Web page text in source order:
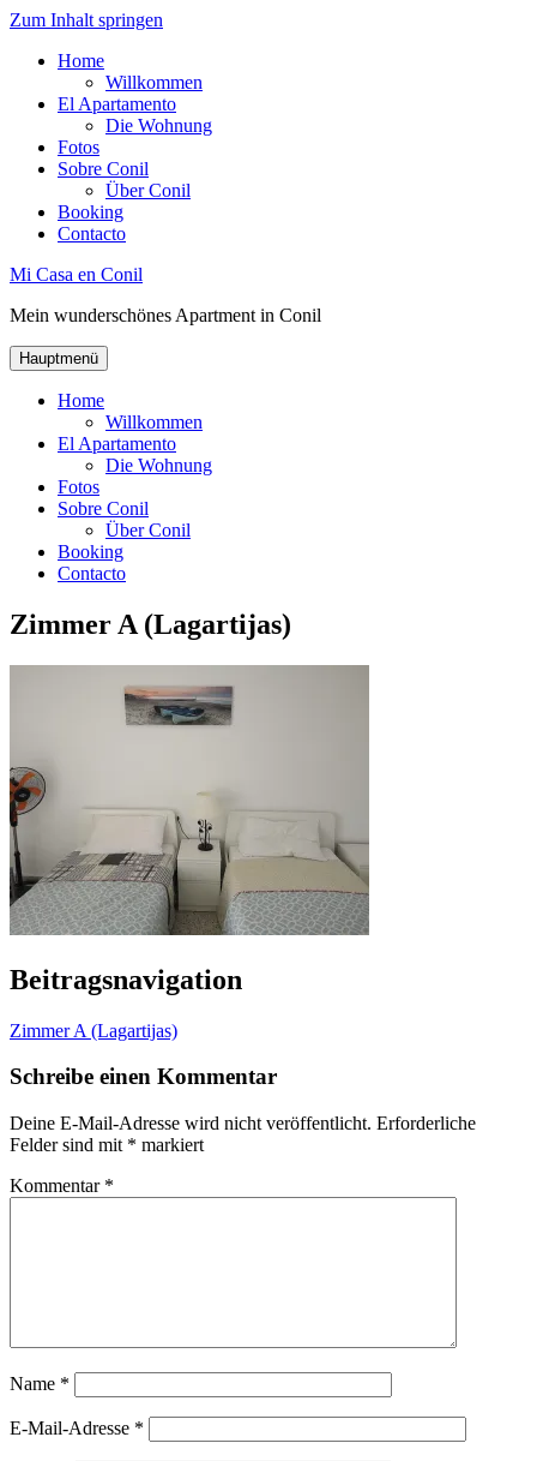
Zum Inhalt springen
Home
Willkommen
El Apartamento
Die Wohnung
Fotos
Sobre Conil
Über Conil
Booking
Contacto
Mi Casa en Conil
Mein wunderschönes Apartment in Conil
Hauptmenü
Home
Willkommen
El Apartamento
Die Wohnung
Fotos
Sobre Conil
Über Conil
Booking
Contacto
Zimmer A (Lagartijas)
Beitragsnavigation
Zimmer A (Lagartijas)
Schreibe einen Kommentar
Deine E-Mail-Adresse wird nicht veröffentlicht. Erforderliche
Felder sind mit * markiert
Kommentar *
Name *
E-Mail-Adresse *